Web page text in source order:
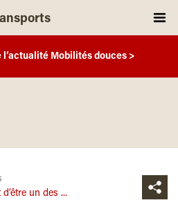
l’actualité Mobilités douces >
un des ...